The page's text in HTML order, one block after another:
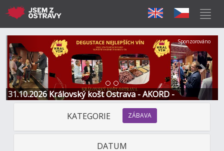
31.10.2026 Královský košt Ostrava - AKORD -
Restaurace a Hotel
Předchozí Další
Sponzorováno
KATEGORIE ZÁBAVA
DATUM